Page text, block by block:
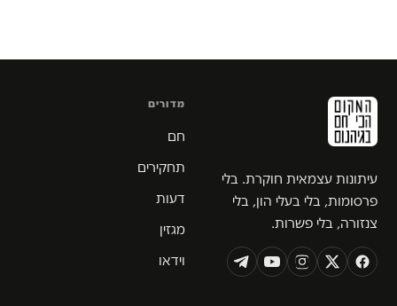
עיתונות עצמאית חוקרת. בלי
פרסומות, בלי בעלי הון, בלי
צנזורה, בלי פשרות.
מדורים
חם
תחקירים
דעות
מגזין
וידאו